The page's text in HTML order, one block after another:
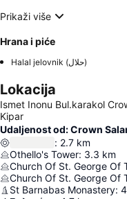
Prikaži više
Hrana i piće
Halal jelovnik (حلال)
Lokacija
Ismet Inonu Bul.karakol
Kipar
Udaljenost od: Crown
: 2.7 km
Othello's Tower: 3.3 km
Church Of St. George Of
Church Of St. George Of
St Barnabas Monastery: